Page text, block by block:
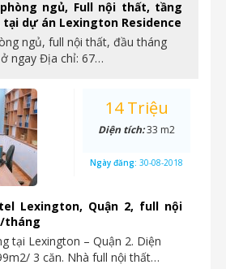
ngủ, Full nội thất, tầng
tại dự án Lexington Residence
ngủ, full nội thất, đầu tháng
ngay Địa chỉ: 67…
Lexington, Quận 2, full nội
tháng
tại Lexington – Quận 2. Diện
3 căn. Nhà full nội thất…
14 Triệu
Diện tích:33 m2
Ngày đăng: 30-08-2018